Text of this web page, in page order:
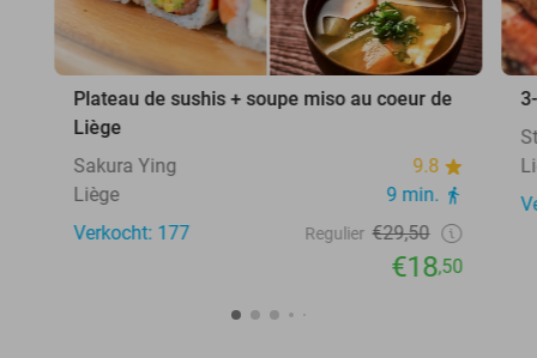
Plateau de sushis + soupe miso au coeur de
Liège
Sakura Ying
9.8
Liège
9 min.
Verkocht: 177
Regulier €29,50
€18,50